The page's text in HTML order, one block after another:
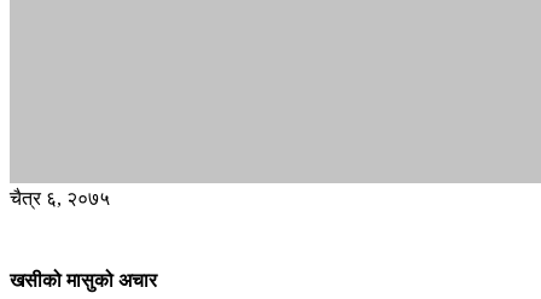
चैत्र ६, २०७५
खसीको मासुको अचार